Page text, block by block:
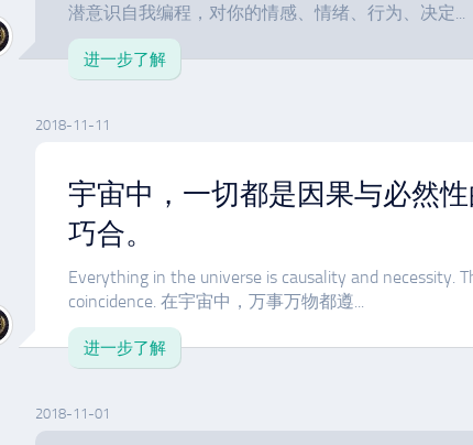
潜意识自我编程，对你的情感、情绪、行为、决定...
进一步了解
2018-11-11
宇宙中，一切都是因果与必然
巧合。
Everything in the universe is causality and necessity.
coincidence. 在宇宙中，万事万物都遵...
进一步了解
2018-11-01